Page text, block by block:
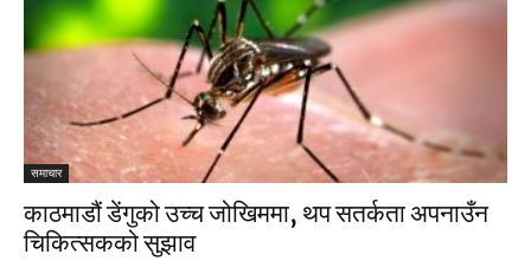
समाचार
काठमाडौं डेंगुको उच्च जोखिममा, थप सतर्कता अपनाउँन
चिकित्सकको सुझाव